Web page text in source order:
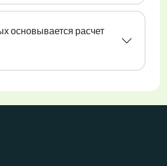
основывается расчет